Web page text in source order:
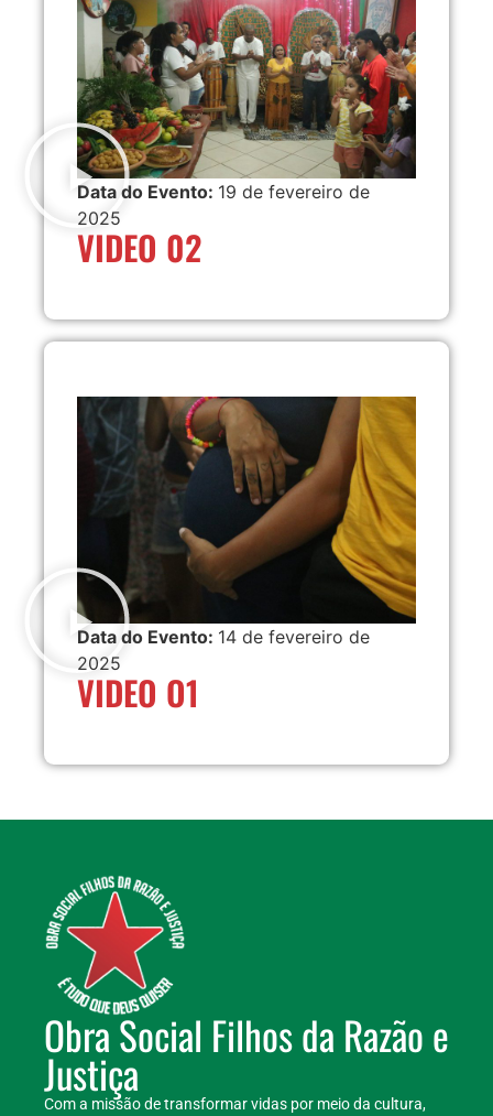
Data do Evento: 19 de fevereiro de
2025
VIDEO 02
Data do Evento: 14 de fevereiro de
2025
VIDEO O1
Obra Social Filhos da Razão e
Justiça
Com a missão de transformar vidas por meio da cultura,